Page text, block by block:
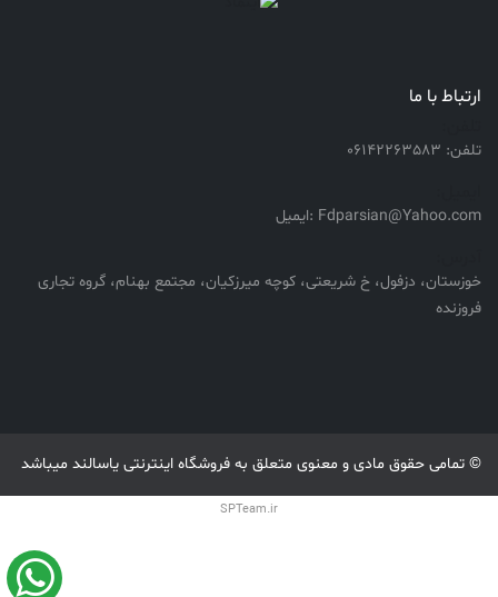
ارتباط با ما
تلفن: 06142263583
Fdparsian@Yahoo.com :ایمیل
خوزستان، دزفول، خ شریعتی، کوچه میرزکیان، مجتمع بهنام، گروه تجاری
فروزنده
© تمامی حقوق مادی و معنوی متعلق به فروشگاه اینترنتی یاسالند میباشد
SPTeam.ir